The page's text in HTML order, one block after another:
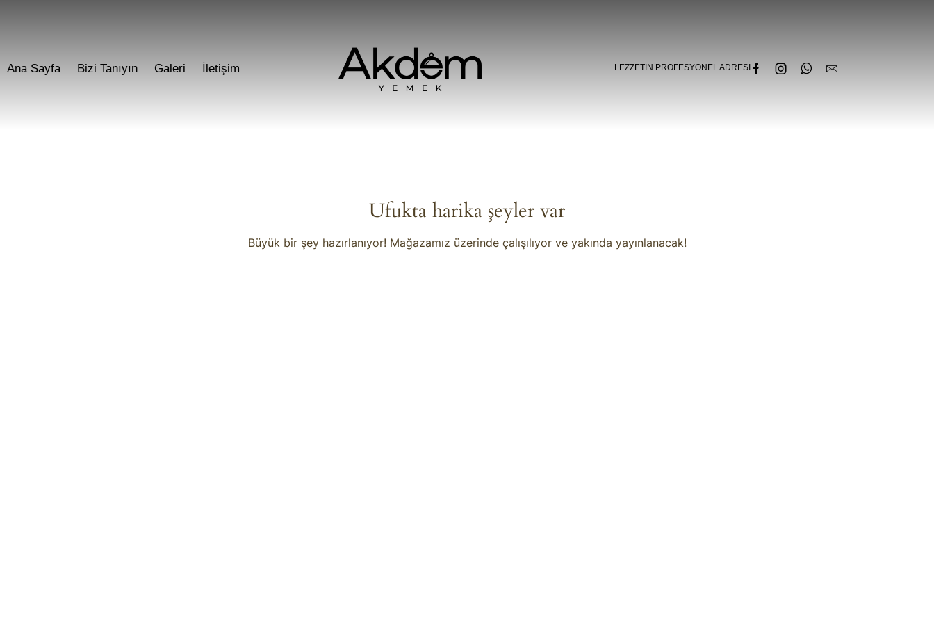
Ana Sayfa Bizi Tanıyın Galeri İletişim LEZZETIN PROFESYONEL ADRESI
Ufukta harika şeyler var
Büyük bir şey hazırlanıyor! Mağazamız üzerinde çalışılıyor ve yakında yayınlanacak!